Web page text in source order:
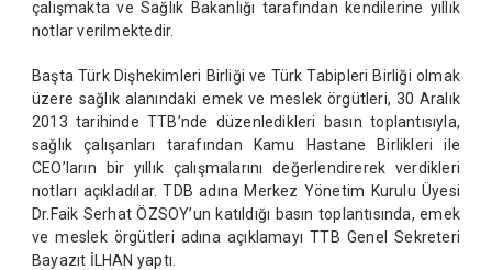
çalışmakta ve Sağlık Bakanlığı tarafından kendilerine yıllık
notlar verilmektedir.
Başta Türk Dişhekimleri Birliği ve Türk Tabipleri Birliği olmak
üzere sağlık alanındaki emek ve meslek örgütleri, 30 Aralık
2013 tarihinde TTB’nde düzenledikleri basın toplantısıyla,
sağlık çalışanları tarafından Kamu Hastane Birlikleri ile
CEO’ların bir yıllık çalışmalarını değerlendirerek verdikleri
notları açıkladılar. TDB adına Merkez Yönetim Kurulu Üyesi
Dr.Faik Serhat ÖZSOY’un katıldığı basın toplantısında, emek
ve meslek örgütleri adına açıklamayı TTB Genel Sekreteri
Bayazıt İLHAN yaptı.